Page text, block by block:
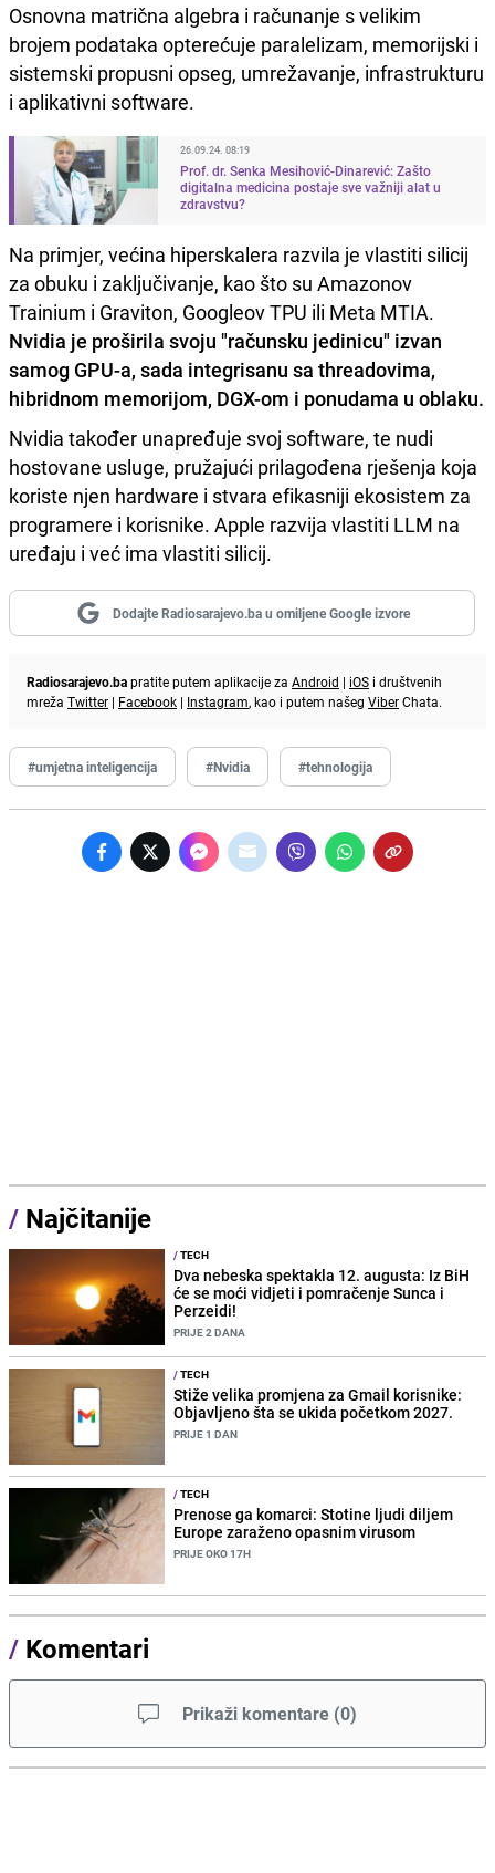
Osnovna matrična algebra i računanje s velikim
brojem podataka opterećuje paralelizam, memorijski i
sistemski propusni opseg, umrežavanje, infrastrukturu
i aplikativni software.
26.09.24. 08:19
Prof. dr. Senka Mesihović-Dinarević: Zašto
digitalna medicina postaje sve važniji alat u
zdravstvu?
Na primjer, većina hiperskalera razvila je vlastiti silicij
za obuku i zaključivanje, kao što su Amazonov
Trainium i Graviton, Googleov TPU ili Meta MTIA.
Nvidia je proširila svoju "računsku jedinicu" izvan
samog GPU-a, sada integrisanu sa threadovima,
hibridnom memorijom, DGX-om i ponudama u oblaku.
Nvidia također unapređuje svoj software, te nudi
hostovane usluge, pružajući prilagođena rješenja koja
koriste njen hardware i stvara efikasniji ekosistem za
programere i korisnike. Apple razvija vlastiti LLM na
uređaju i već ima vlastiti silicij.
Dodajte Radiosarajevo.ba u omiljene Google izvore
Radiosarajevo.bapratite putem aplikacije za Android | iOS i društvenih
mreža Twitter | Facebook | Instagram, kao i putem našeg ViberChata.
#umjetna inteligencija #Nvidia #tehnologija
/ Najčitanije
/TECH
Dva nebeska spektakla 12. augusta: Iz BiH
će se moći vidjeti i pomračenje Sunca i
Perzeidi!
PRIJE 2 DANA
/TECH
Stiže velika promjena za Gmail korisnike:
Objavljeno šta se ukida početkom 2027.
PRIJE 1 DAN
/TECH
Prenose ga komarci: Stotine ljudi diljem
Europe zaraženo opasnim virusom
PRIJE OKO 17H
/ Komentari
Prikaži komentare (0)